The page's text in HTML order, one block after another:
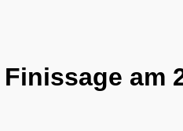
Finissage am